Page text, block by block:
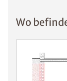
Wo